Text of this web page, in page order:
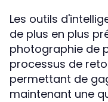
Les outils
de plus en plus
photographie de
processus de
permettant de
maintenant une